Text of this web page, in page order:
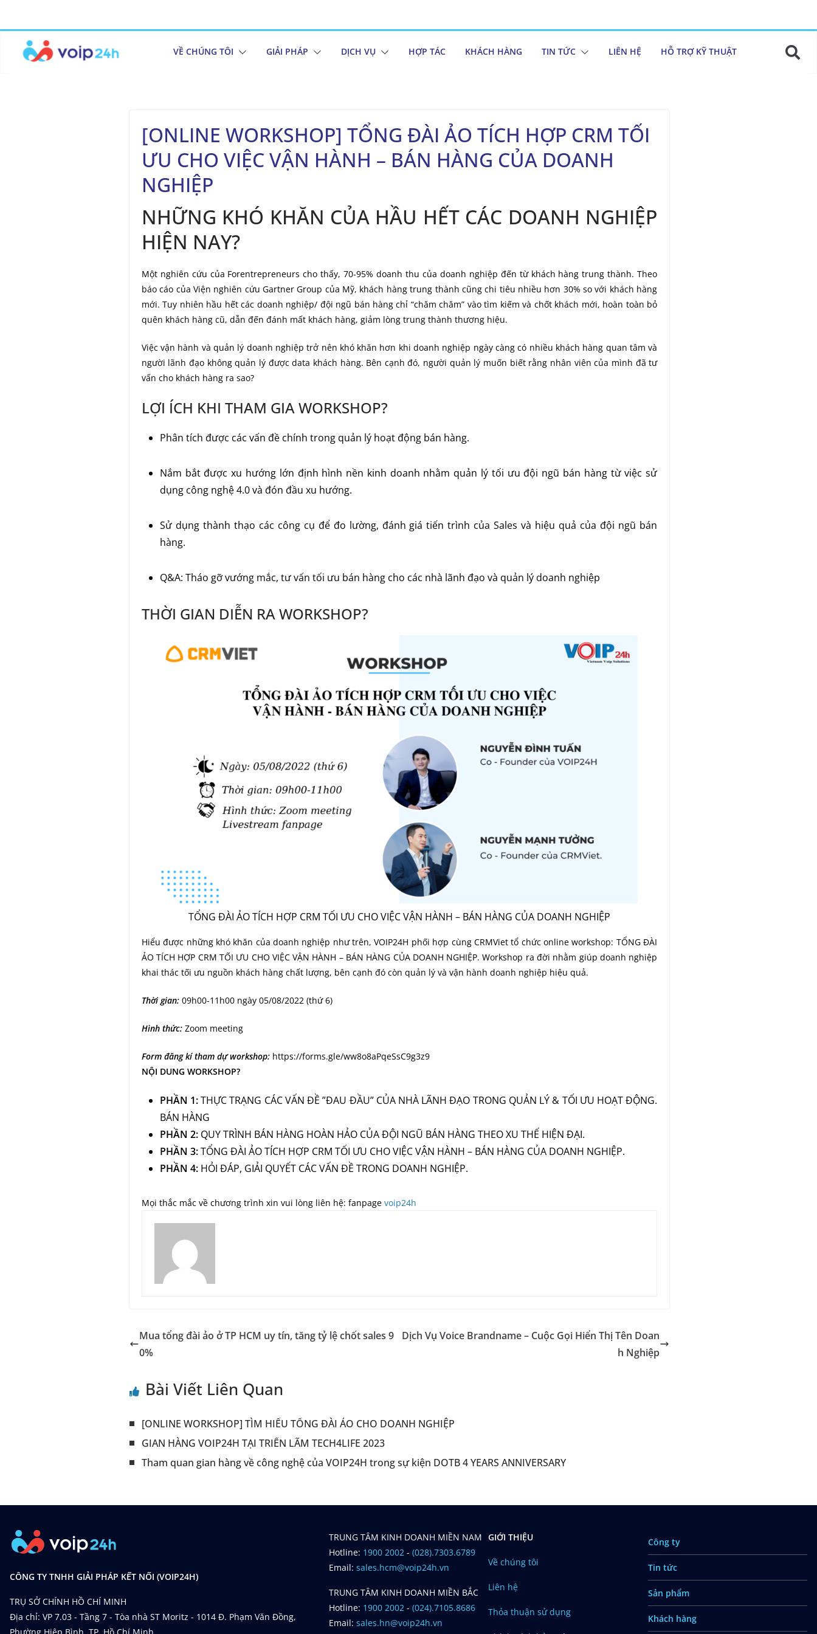
VỀ CHÚNG TÔI GIẢI PHÁP DỊCH VỤ HỢP TÁC KHÁCH HÀNG TIN TỨC LIÊN HỆ HỖ TRỢ KỸ THUẬT
[ONLINE WORKSHOP] TỔNG ĐÀI ẢO TÍCH HỢP CRM TỐI
ƯU CHO VIỆC VẬN HÀNH – BÁN HÀNG CỦA DOANH
NGHIỆP
NHỮNG KHÓ KHĂN CỦA HẦU HẾT CÁC DOANH NGHIỆP
HIỆN NAY?
Một nghiên cứu của Forentrepreneurs cho thấy, 70-95% doanh thu của doanh nghiệp đến từ khách hàng trung thành. Theo
báo cáo của Viện nghiên cứu Gartner Group của Mỹ, khách hàng trung thành cũng chi tiêu nhiều hơn 30% so với khách hàng
mới. Tuy nhiên hầu hết các doanh nghiệp/ đội ngũ bán hàng chỉ “chăm chăm” vào tìm kiếm và chốt khách mới, hoàn toàn bỏ
quên khách hàng cũ, dẫn đến đánh mất khách hàng, giảm lòng trung thành thương hiệu.
Việc vận hành và quản lý doanh nghiệp trở nên khó khăn hơn khi doanh nghiệp ngày càng có nhiều khách hàng quan tâm và
người lãnh đạo không quản lý được data khách hàng. Bên cạnh đó, người quản lý muốn biết rằng nhân viên của mình đã tư
vấn cho khách hàng ra sao?
LỢI ÍCH KHI THAM GIA WORKSHOP?
Phân tích được các vấn đề chính trong quản lý hoạt động bán hàng.
Nắm bắt được xu hướng lớn định hình nền kinh doanh nhằm quản lý tối ưu đội ngũ bán hàng từ việc sử
dụng công nghệ 4.0 và đón đầu xu hướng.
Sử dụng thành thạo các công cụ để đo lường, đánh giá tiến trình của Sales và hiệu quả của đội ngũ bán
hàng.
Q&A: Tháo gỡ vướng mắc, tư vấn tối ưu bán hàng cho các nhà lãnh đạo và quản lý doanh nghiệp
THỜI GIAN DIỄN RA WORKSHOP?
TỔNG ĐÀI ẢO TÍCH HỢP CRM TỐI ƯU CHO VIỆC VẬN HÀNH – BÁN HÀNG CỦA DOANH NGHIỆP
Hiểu được những khó khăn của doanh nghiệp như trên, VOIP24H phối hợp cùng CRMViet tổ chức online workshop: TỔNG ĐÀI
ẢO TÍCH HỢP CRM TỐI ƯU CHO VIỆC VẬN HÀNH – BÁN HÀNG CỦA DOANH NGHIỆP. Workshop ra đời nhằm giúp doanh nghiệp
khai thác tối ưu nguồn khách hàng chất lượng, bên cạnh đó còn quản lý và vận hành doanh nghiệp hiệu quả.
Thời gian:09h00-11h00 ngày 05/08/2022 (thứ 6)
Hình thức:Zoom meeting
Form đăng kí tham dự workshop:https://forms.gle/ww8o8aPqeSsC9g3z9
NỘI DUNG WORKSHOP?
PHẦN 1:THỰC TRẠNG CÁC VẤN ĐỀ ”ĐAU ĐẦU” CỦA NHÀ LÃNH ĐẠO TRONG QUẢN LÝ & TỐI ƯU HOẠT ĐỘNG.
BÁN HÀNG
PHẦN 2: QUY TRÌNH BÁN HÀNG HOÀN HẢO CỦA ĐỘI NGŨ BÁN HÀNG THEO XU THẾ HIỆN ĐẠI.
PHẦN 3:TỔNG ĐÀI ẢO TÍCH HỢP CRM TỐI ƯU CHO VIỆC VẬN HÀNH – BÁN HÀNG CỦA DOANH NGHIỆP.
PHẦN 4:HỎI ĐÁP, GIẢI QUYẾT CÁC VẤN ĐỀ TRONG DOANH NGHIỆP.
Mọi thắc mắc về chương trình xin vui lòng liên hệ: fanpage voip24h
Mua tổng đài ảo ở TP HCM uy tín, tăng tỷ lệ chốt sales 9
0%
Dịch Vụ Voice Brandname – Cuộc Gọi Hiển Thị Tên Doan
h Nghiệp
Bài Viết Liên Quan
[ONLINE WORKSHOP] TÌM HIỂU TỔNG ĐÀI ẢO CHO DOANH NGHIỆP
GIAN HÀNG VOIP24H TẠI TRIỂN LÃM TECH4LIFE 2023
Tham quan gian hàng về công nghệ của VOIP24H trong sự kiện DOTB 4 YEARS ANNIVERSARY
CÔNG TY TNHH GIẢI PHÁP KẾT NỐI (VOIP24H)
TRỤ SỞ CHÍNH HỒ CHÍ MINH
Địa chỉ: VP 7.03 - Tầng 7 - Tòa nhà ST Moritz - 1014 Đ. Phạm Văn Đồng,
TRUNG TÂM KINH DOANH MIỀN NAM
Hotline: 1900 2002- (028).7303.6789
Email: sales.hcm@voip24h.vn
TRUNG TÂM KINH DOANH MIỀN BẮC
Hotline: 1900 2002- (024).7105.8686
Email: sales.hn@voip24h.vn
GIỚI THIỆU
Về chúng tôi
Liên hệ
Thỏa thuận sử dụng
Công ty
Tin tức
Sản phẩm
Khách hàng